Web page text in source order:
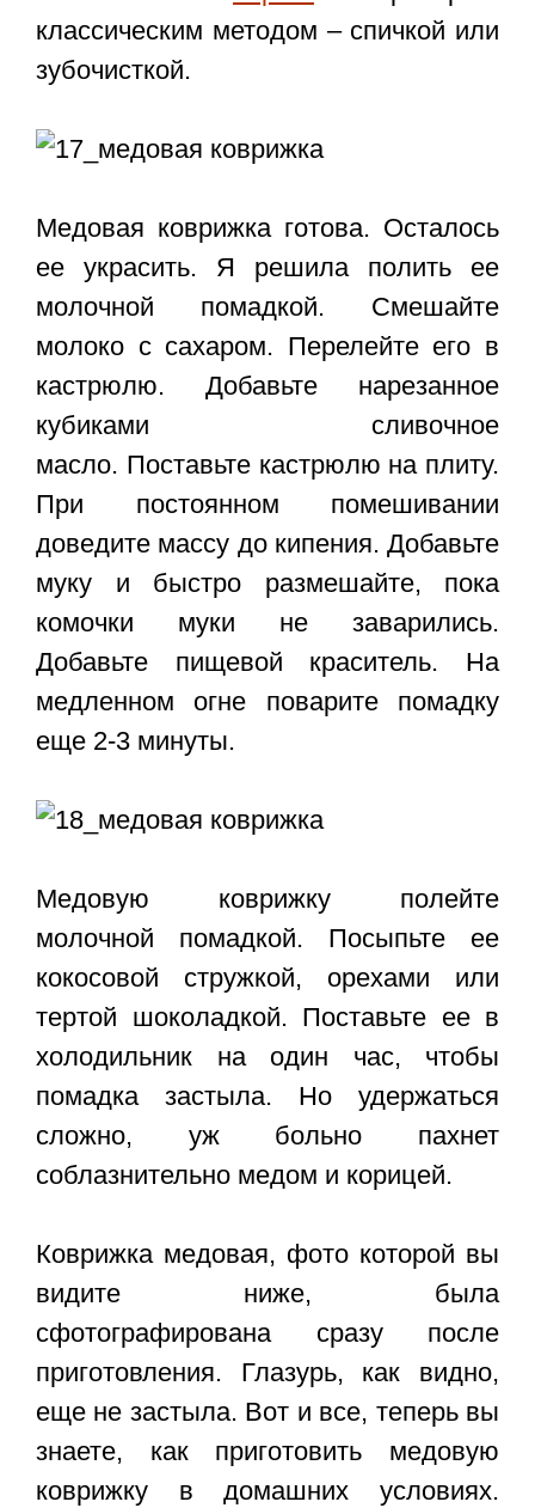
классическим методом – спичкой или
зубочисткой.
Медовая коврижка готова. Осталось
ее украсить. Я решила полить ее
молочной помадкой. Смешайте
молоко с сахаром. Перелейте его в
кастрюлю. Добавьте нарезанное
кубиками сливочное
масло. Поставьте кастрюлю на плиту.
При постоянном помешивании
доведите массу до кипения. Добавьте
муку и быстро размешайте, пока
комочки муки не заварились.
Добавьте пищевой краситель. На
медленном огне поварите помадку
еще 2-3 минуты.
Медовую коврижку полейте
молочной помадкой. Посыпьте ее
кокосовой стружкой, орехами или
тертой шоколадкой. Поставьте ее в
холодильник на один час, чтобы
помадка застыла. Но удержаться
сложно, уж больно пахнет
соблазнительно медом и корицей.
Коврижка медовая, фото которой вы
видите ниже, была
сфотографирована сразу после
приготовления. Глазурь, как видно,
еще не застыла. Вот и все, теперь вы
знаете, как приготовить медовую
коврижку в домашних условиях.